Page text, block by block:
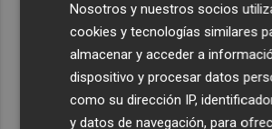
Nosotros y nuestros socios
cookies y tecnologías similares
almacenar y acceder a
dispositivo y procesar datos
como su dirección IP,
y datos de navegación, para